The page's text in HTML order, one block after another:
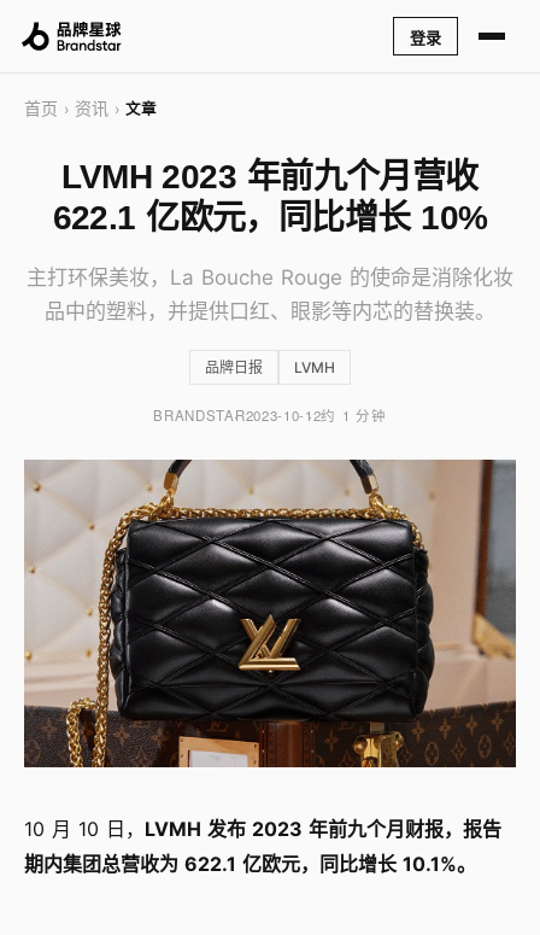
登录
首页 › 资讯 › 文章
LVMH 2023 年前九个月营收
622.1 亿欧元，同比增长 10%
主打环保美妆，La Bouche Rouge 的使命是消除化妆
品中的塑料，并提供口红、眼影等内芯的替换装。
品牌日报 LVMH
BRANDSTAR2023-10-12约 1 分钟
10 月 10 日， LVMH 发布 2023 年前九个月财报，报告
期内集团总营收为 622.1 亿欧元，同比增长 10.1%。